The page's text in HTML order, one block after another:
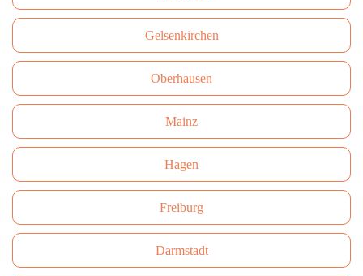
Gelsenkirchen
Oberhausen
Mainz
Hagen
Freiburg
Darmstadt